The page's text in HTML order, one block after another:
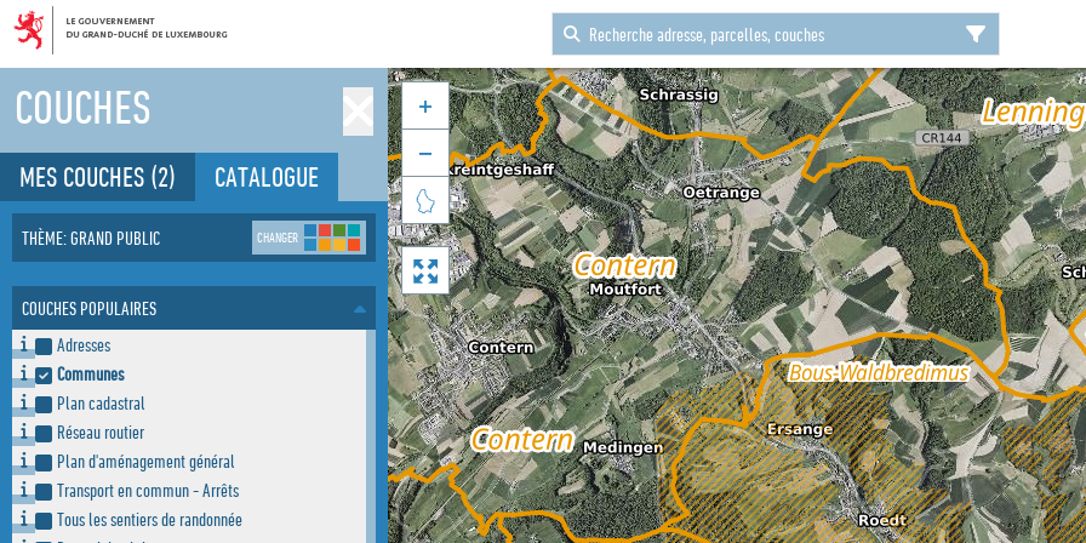
COUCHES
MES COUCHES (2) CATALOGUE
THÈME: GRAND PUBLIC CHANGER
COUCHES POPULAIRES
Adresses
Communes
Plan cadastral
Réseau routier
Plan d'aménagement général
Transport en commun - Arrêts
Tous les sentiers de randonnée



